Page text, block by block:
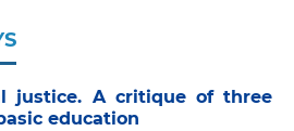
justice. A critique of three
education